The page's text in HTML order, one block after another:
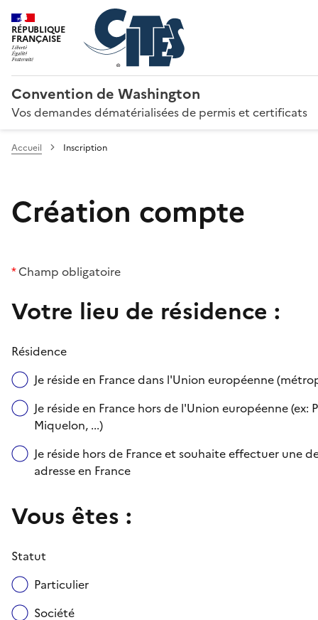
RÉPUBLIQUE
FRANÇAISE
Convention de Washington
Vos demandes dématérialisées de permis et certificats
Accueil Inscription
Création compte
*Champ obligatoire
Votre lieu de résidence :
Résidence
Je réside en France dans l'Union européenne
Je réside en France hors de l'Union européenne
Miquelon, ...)
Je réside hors de France et souhaite effectuer une
adresse en France
Vous êtes :
Statut
Particulier
Société